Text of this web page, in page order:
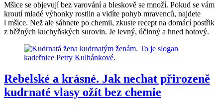
Mšice se objevují bez varování a bleskově se množí. Pokud se vám
kroutí mladé výhonky rostlin a vidíte pohyb mravenců, najdete
i mšice. Než ale sáhnete po chemii, zkuste recept na domácí postřik
z běžných kuchyňských surovin. Je levný, účinný a hned hotový.
Rebelské a krásné. Jak nechat přirozeně
kudrnaté vlasy ožít bez chemie